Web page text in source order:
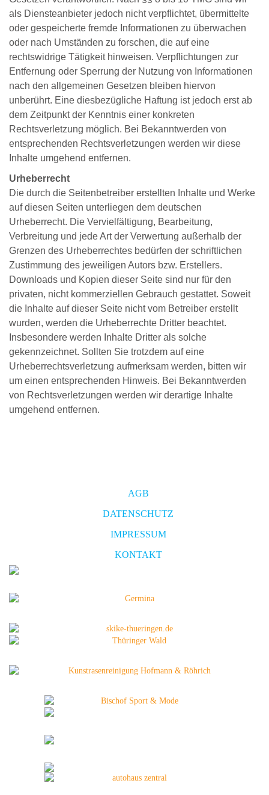
als Diensteanbieter jedoch nicht verpflichtet, übermittelte
oder gespeicherte fremde Informationen zu überwachen
oder nach Umständen zu forschen, die auf eine
rechtswidrige Tätigkeit hinweisen. Verpflichtungen zur
Entfernung oder Sperrung der Nutzung von Informationen
nach den allgemeinen Gesetzen bleiben hiervon
unberührt. Eine diesbezügliche Haftung ist jedoch erst ab
dem Zeitpunkt der Kenntnis einer konkreten
Rechtsverletzung möglich. Bei Bekanntwerden von
entsprechenden Rechtsverletzungen werden wir diese
Inhalte umgehend entfernen.
Urheberrecht
Die durch die Seitenbetreiber erstellten Inhalte und Werke
auf diesen Seiten unterliegen dem deutschen
Urheberrecht. Die Vervielfältigung, Bearbeitung,
Verbreitung und jede Art der Verwertung außerhalb der
Grenzen des Urheberrechtes bedürfen der schriftlichen
Zustimmung des jeweiligen Autors bzw. Erstellers.
Downloads und Kopien dieser Seite sind nur für den
privaten, nicht kommerziellen Gebrauch gestattet. Soweit
die Inhalte auf dieser Seite nicht vom Betreiber erstellt
wurden, werden die Urheberrechte Dritter beachtet.
Insbesondere werden Inhalte Dritter als solche
gekennzeichnet. Sollten Sie trotzdem auf eine
Urheberrechtsverletzung aufmerksam werden, bitten wir
um einen entsprechenden Hinweis. Bei Bekanntwerden
von Rechtsverletzungen werden wir derartige Inhalte
umgehend entfernen.
AGB
DATENSCHUTZ
IMPRESSUM
KONTAKT